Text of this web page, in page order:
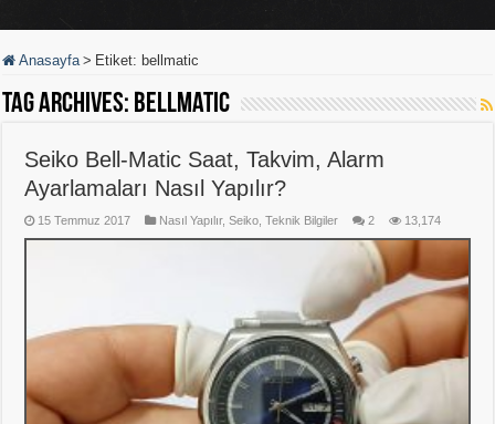
Anasayfa > Etiket:bellmatic
Tag Archives: bellmatic
Seiko Bell-Matic Saat, Takvim, Alarm
Ayarlamaları Nasıl Yapılır?
15 Temmuz 2017 Nasıl Yapılır,Seiko ,Teknik Bilgiler 2 13,174